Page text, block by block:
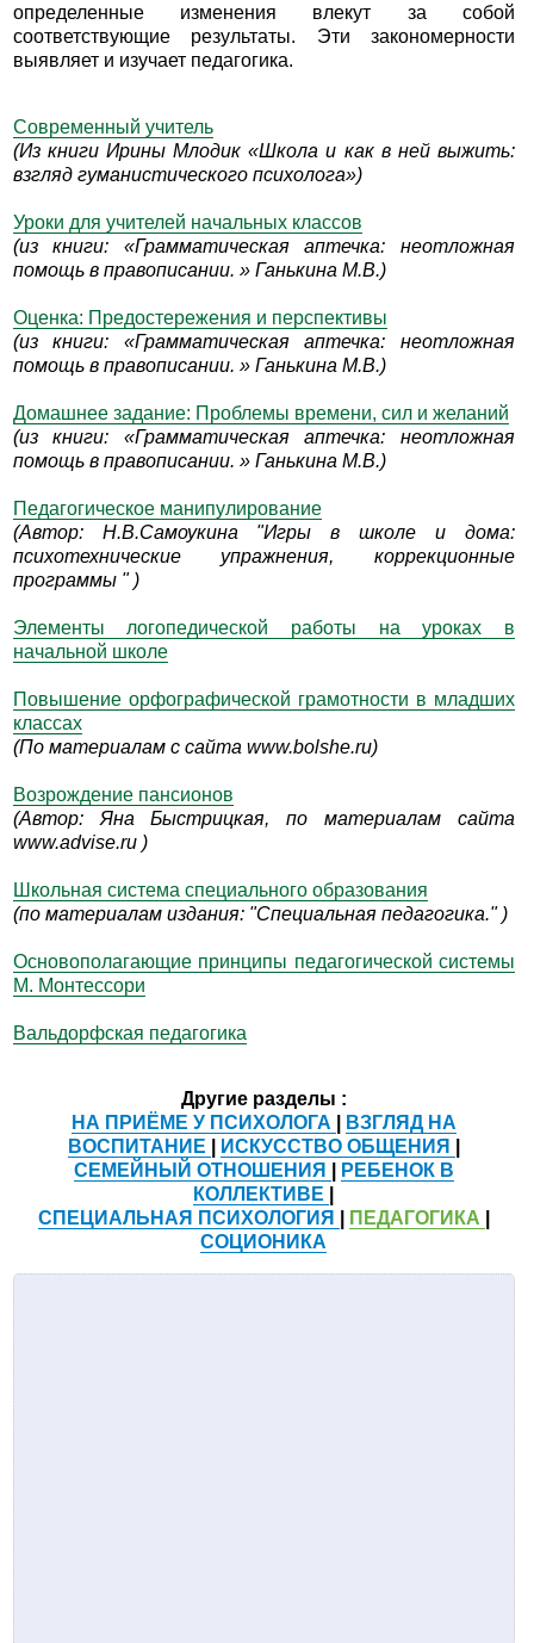
определенные изменения влекут за собой
соответствующие результаты. Эти закономерности
выявляет и изучает педагогика.
Современный учитель
(Из книги Ирины Млодик «Школа и как в ней выжить:
взгляд гуманистического психолога»)
Уроки для учителей начальных классов
(из книги: «Грамматическая аптечка: неотложная
помощь в правописании. » Ганькина М.В.)
Оценка: Предостережения и перспективы
(из книги: «Грамматическая аптечка: неотложная
помощь в правописании. » Ганькина М.В.)
Домашнее задание: Проблемы времени, сил и желаний
(из книги: «Грамматическая аптечка: неотложная
помощь в правописании. » Ганькина М.В.)
Педагогическое манипулирование
(Автор: Н.В.Самоукина "Игры в школе и дома:
психотехнические упражнения, коррекционные
программы " )
Элементы логопедической работы на уроках в
начальной школе
Повышение орфографической грамотности в младших
классах
(По материалам с сайта www.bolshe.ru)
Возрождение пансионов
(Автор: Яна Быстрицкая, по материалам сайта
www.advise.ru )
Школьная система специального образования
(по материалам издания: "Специальная педагогика." )
Основополагающие принципы педагогической системы
М. Монтессори
Вальдорфская педагогика
Другие разделы :
НА ПРИЁМЕ У ПСИХОЛОГА
ВЗГЛЯД НА
ВОСПИТАНИЕ
ИСКУССТВО ОБЩЕНИЯ
СЕМЕЙНЫЙ ОТНОШЕНИЯ
РЕБЕНОК В
КОЛЛЕКТИВЕ
СПЕЦИАЛЬНАЯ ПСИХОЛОГИЯ
ПЕДАГОГИКА
СОЦИОНИКА